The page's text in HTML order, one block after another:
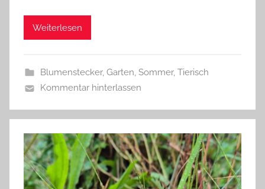
e
Weiterlesen
Blumenstecker, Garten, Sommer, Tierisch
Kommentar hinterlassen